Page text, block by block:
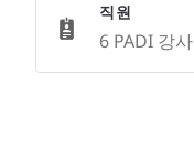
직원
6 PADI 강사